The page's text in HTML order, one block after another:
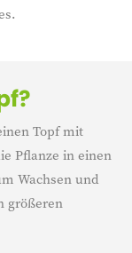
Topf mit
Pflanze in einen
Wachsen und
größeren